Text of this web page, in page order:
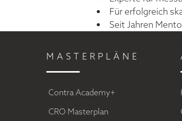
Für erfolgreich
Seit Jahren
MASTERPLÄNE
Contra Academy+
CRO Masterplan